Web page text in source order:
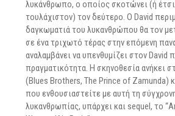
λυκάνθρωπο, o οποίος σκοτώνει (ή έτσι
τουλάχιστον) τον δεύτερο. Ο David
δαγκωματιά του λυκανθρώπου θα τον
σε ένα τριχωτό τέρας στην επόμενη
αναλαμβάνει να υπενθυμίζει στον David
πραγματικότητα. Η σκηνοθεσία ανήκει
(Blues Brothers, The Prince of Zamunda)
που ενθουσιαστείτε με αυτή τη
λυκανθρωπίας, υπάρχει και sequel, το